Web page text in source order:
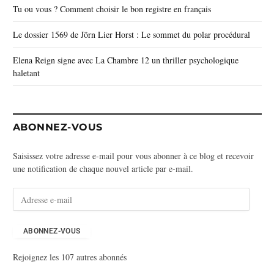
Tu ou vous ? Comment choisir le bon registre en français
Le dossier 1569 de Jörn Lier Horst : Le sommet du polar procédural
Elena Reign signe avec La Chambre 12 un thriller psychologique
haletant
ABONNEZ-VOUS
Saisissez votre adresse e-mail pour vous abonner à ce blog et recevoir
une notification de chaque nouvel article par e-mail.
s
ABONNEZ-VOUS
Rejoignez les 107 autres abonnés